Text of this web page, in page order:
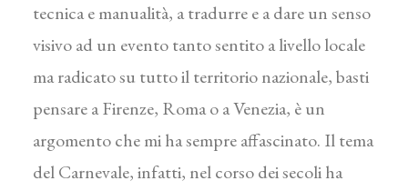
tecnica e manualità, a tradurre e a dare un senso
visivo ad un evento tanto sentito a livello locale
ma radicato su tutto il territorio nazionale, basti
pensare a Firenze, Roma o a Venezia, è un
argomento che mi ha sempre affascinato. Il tema
del Carnevale, infatti, nel corso dei secoli ha